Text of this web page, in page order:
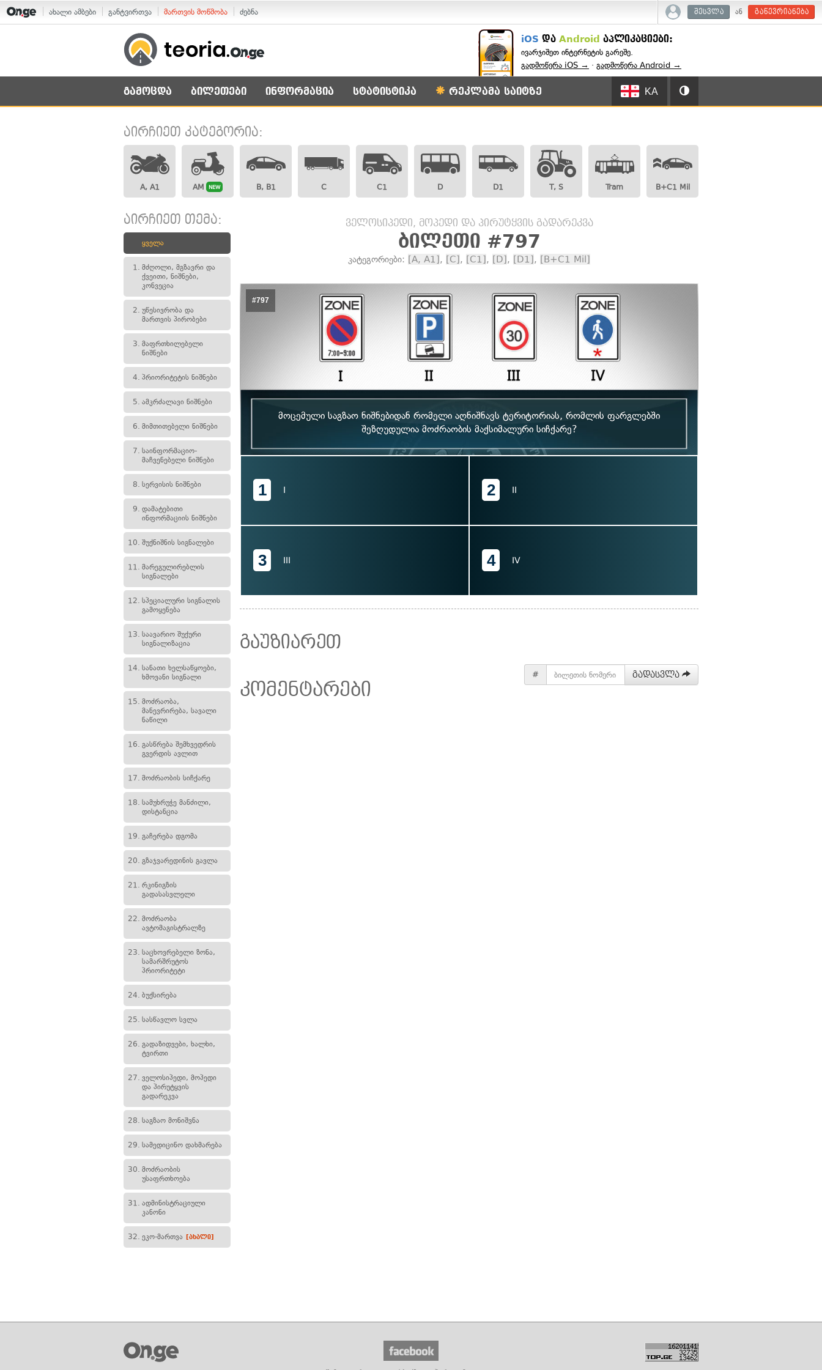
ახალი ამბები განტვირთვა მართვის მოწმობა ძებნა შესვლა ან გაწევრიანება
iOS და Android აპლიკაციები:
ივარჯიშეთ ინტერნეტის გარეშე.
გადმოწერა iOS → · გადმოწერა Android →
გამოცდა ბილეთები ინფორმაცია სტატისტიკა რეკლამა საიტზე KA
აირჩიეთ კატეგორია:
A, A1 AM NEW B, B1 C C1 D D1 T, S Tram B+C1 Mil
აირჩიეთ თემა:
ყველა
1. მძღოლი, მგზავრი და
ქვეითი, ნიშნები,
კონვეცია
2. უწესივრობა და
მართვის პირობები
3. მაფრთხილებელი
ნიშნები
4. პრიორიტეტის ნიშნები
5. ამკრძალავი ნიშნები
6. მიმთითებელი ნიშნები
7. საინფორმაციო-
მაჩვენებელი ნიშნები
8. სერვისის ნიშნები
9. დამატებითი
ინფორმაციის ნიშნები
10. შუქნიშნის სიგნალები
11. მარეგულირებლის
სიგნალები
12. სპეციალური სიგნალის
გამოყენება
13. საავარიო შუქური
სიგნალიზაცია
14. სანათი ხელსაწყოები,
ხმოვანი სიგნალი
15. მოძრაობა,
მანევრირება, სავალი
ნაწილი
16. გასწრება შემხვედრის
გვერდის ავლით
17. მოძრაობის სიჩქარე
18. სამუხრუჭე მანძილი,
დისტანცია
19. გაჩერება დგომა
20. გზაჯვარედინის გავლა
21. რკინიგზის
გადასასვლელი
22. მოძრაობა
ავტომაგისტრალზე
23. საცხოვრებელი ზონა,
სამარშრუტოს
პრიორიტეტი
24. ბუქსირება
25. სასწავლო სვლა
26. გადაზიდვები, ხალხი,
ტვირთი
27. ველოსიპედი, მოპედი
და პირუტყვის
გადარეკვა
28. საგზაო მონიშვნა
29. სამედიცინო დახმარება
30. მოძრაობის
უსაფრთხოება
31. ადმინისტრაციული
კანონი
32. ეკო-მართვა [ახალი]
ველოსიპედი, მოპედი და პირუტყვის გადარეკვა
ბილეთი #797
კატეგორიები: [A, A1], [C], [C1], [D], [D1], [B+C1 Mil]
#797
მოცემული საგზაო ნიშნებიდან რომელი აღნიშნავს ტერიტორიას, რომლის ფარგლებში
შეზღუდულია მოძრაობის მაქსიმალური სიჩქარე?
1 I 2 II
3 III 4 IV
# გადასვლა
გაუზიარეთ
კომენტარები